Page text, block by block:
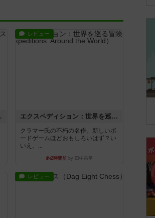
グラス
レビュー
エクスペディション：世界を巡る冒険
クラマー氏の不朽の名作。新しいボ
ードゲームほどおもしろいはず？い
いえ。...
約2時間前by 田中昌平
レビュー